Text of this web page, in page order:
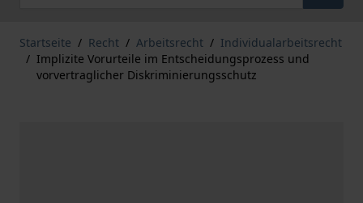
Startseite / Recht / Arbeitsrecht / Individualarbeitsrecht
/ Implizite Vorurteile im Entscheidungsprozess und
vorvertraglicher Diskriminierungsschutz